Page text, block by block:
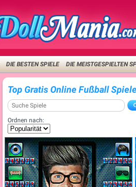
DIE BESTEN SPIELE DIE MEISTGESPIELTEN
Top Gratis Online Fußball
Ordnen nach: